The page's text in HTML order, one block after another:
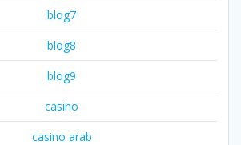
blog7
blog8
blog9
casino
casino arab